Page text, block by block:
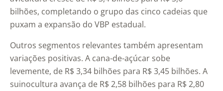
bilhões, completando o grupo das cinco cadeias que
puxam a expansão do VBP estadual.
Outros segmentos relevantes também apresentam
variações positivas. A cana-de-açúcar sobe
levemente, de R$ 3,34 bilhões para R$ 3,45 bilhões. A
suinocultura avança de R$ 2,58 bilhões para R$ 2,80